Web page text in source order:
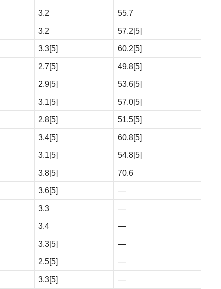
3.2 55.7
3.2 57.2[5]
3.3[5] 60.2[5]
2.7[5] 49.8[5]
2.9[5] 53.6[5]
3.1[5] 57.0[5]
2.8[5] 51.5[5]
3.4[5] 60.8[5]
3.1[5] 54.8[5]
3.8[5] 70.6
3.6[5] —
3.3 —
3.4 —
3.3[5] —
2.5[5] —
3.3[5] —